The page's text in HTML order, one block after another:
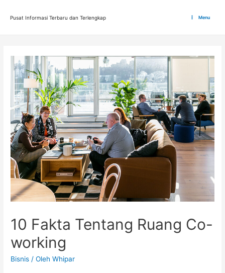
Pusat Informasi Terbaru dan Terlengkap Menu
10 Fakta Tentang Ruang Co-
working
Bisnis / OlehWhipar